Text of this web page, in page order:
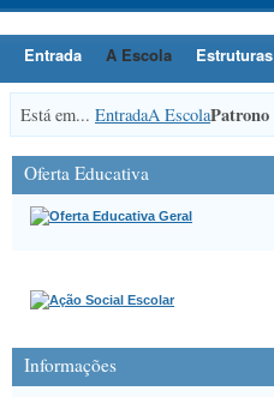
Entrada A Escola Estruturas
Está em... EntradaA EscolaPatrono
Oferta Educativa
Informações